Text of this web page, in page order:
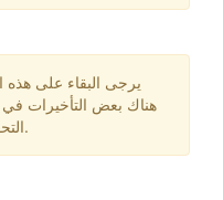
يرجى البقاء على هذه
هناك بعض التأخيرات في
التحقق لفترة طويلة، يرجى تغيير الرقم.